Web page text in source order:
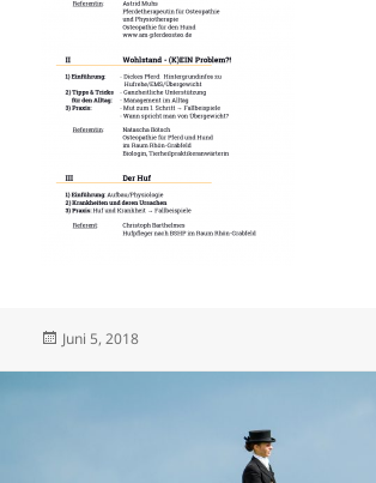
Veröffentlicht
Juni 5, 2018